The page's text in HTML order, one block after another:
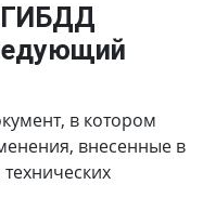
ГИБДД
в котором
внесенные в